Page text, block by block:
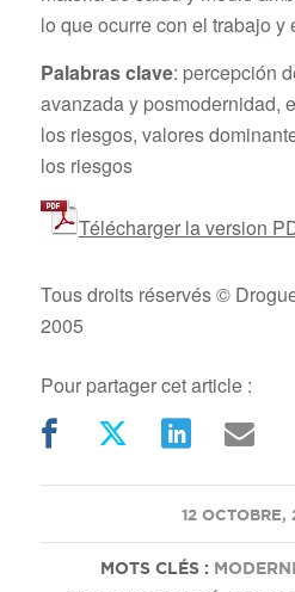
lo que ocurre con el trabajo y
Palabras clave: percepción
avanzada y posmodernidad,
los riesgos, valores
los riesgos
Télécharger la version
Tous droits réservés ©
2005
Pour partager cet article :
12 OCTOBRE,
/
MOTS CLÉS :